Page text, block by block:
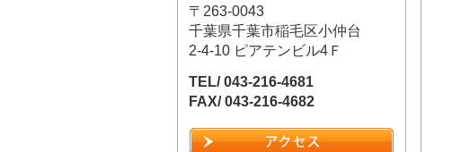
〒263-0043
千葉県千葉市稲毛区小仲台
2-4-10 ピアテンビル4Ｆ
TEL/ 043-216-4681
FAX/ 043-216-4682